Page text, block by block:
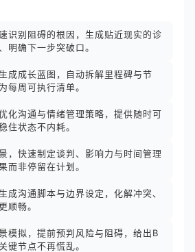
识别阻碍的根因，生成贴近现实的诊
明确下一步突破口。
成成长蓝图，自动拆解里程碑与节
每周可执行清单。
化沟通与情绪管理策略，提供随时可
住状态不内耗。
，快速制定谈判、影响力与时间管理
而非停留在计划。
成沟通脚本与边界设定，化解冲突、
顺畅。
模拟，提前预判风险与阻碍，给出B
键节点不再慌乱。